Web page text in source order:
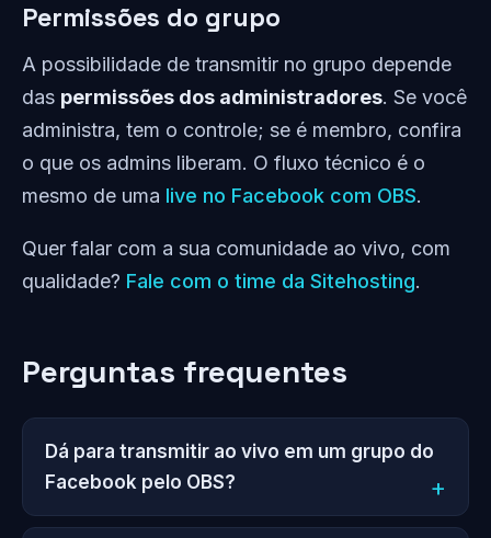
Permissões do grupo
A possibilidade de transmitir no grupo depende
das permissões dos administradores. Se você
administra, tem o controle; se é membro, confira
o que os admins liberam. O fluxo técnico é o
mesmo de uma live no Facebook com OBS.
Quer falar com a sua comunidade ao vivo, com
qualidade? Fale com o time da Sitehosting.
Perguntas frequentes
Dá para transmitir ao vivo em um grupo do
Facebook pelo OBS?